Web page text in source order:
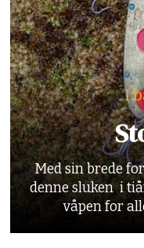
I
Med sin brede
denne sluken i
våpen for